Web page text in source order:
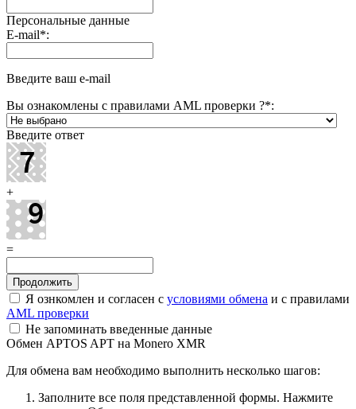
Персональные данные
E-mail*:
Введите ваш e-mail
Вы ознакомлены с правилами AML проверки ?*:
Введите ответ
+
=
Я ознкомлен и согласен с условиями обмена и с правилами
AML проверки
Не запоминать введенные данные
Обмен APTOS APT на Monero XMR
Для обмена вам необходимо выполнить несколько шагов:
Заполните все поля представленной формы. Нажмите